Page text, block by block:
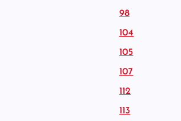
98
104
105
107
112
113